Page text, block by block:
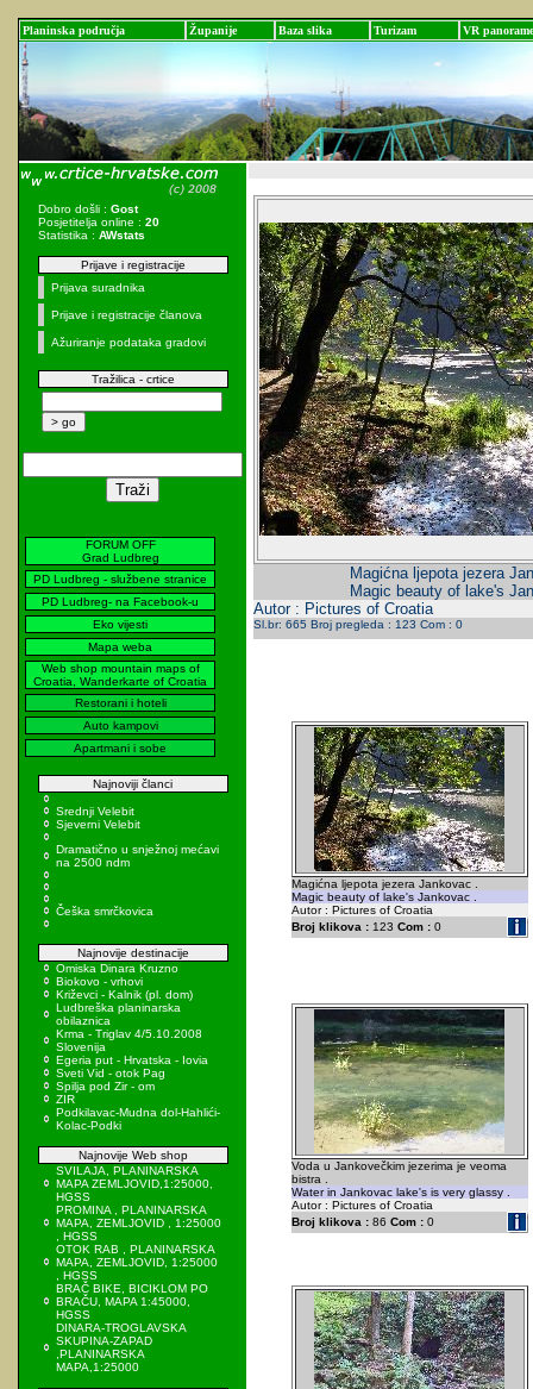
Planinska područja Županije Baza slika Turizam VR panorame
Dobro došli : Gost
Posjetitelja online : 20
Statistika : AWstats
Prijave i registracije
Prijava suradnika
Prijave i registracije članova
Ažuriranje podataka gradovi
Tražilica - crtice
FORUM OFF
Grad Ludbreg
PD Ludbreg - službene stranice
PD Ludbreg- na Facebook-u
Eko vijesti
Mapa weba
Web shop mountain maps of
Croatia, Wanderkarte of Croatia
Restorani i hoteli
Auto kampovi
Apartmani i sobe
Najnoviji članci
Srednji Velebit
Sjeverni Velebit
Dramatično u snježnoj mećavi
na 2500 ndm
Češka smrčkovica
Najnovije destinacije
Omiska Dinara Kruzno
Biokovo - vrhovi
Križevci - Kalnik (pl. dom)
Ludbreška planinarska
obilaznica
Krma - Triglav 4/5.10.2008
Slovenija
Egeria put - Hrvatska - Iovia
Sveti Vid - otok Pag
Spilja pod Zir - om
ZIR
Podkilavac-Mudna dol-Hahlići-
Kolac-Podki
Najnovije Web shop
SVILAJA, PLANINARSKA
MAPA ZEMLJOVID,1:25000,
HGSS
PROMINA , PLANINARSKA
MAPA, ZEMLJOVID , 1:25000
, HGSS
OTOK RAB , PLANINARSKA
MAPA, ZEMLJOVID, 1:25000
, HGSS
BRAČ BIKE, BICIKLOM PO
BRAČU, MAPA 1:45000,
HGSS
DINARA-TROGLAVSKA
SKUPINA-ZAPAD
,PLANINARSKA
MAPA,1:25000
Magićna ljepota jezera
Magic beauty of lake's
Autor : Pictures of Croatia
Sl.br: 665 Broj pregleda : 123 Com : 0
Magićna ljepota jezera Jankovac .
Magic beauty of lake's Jankovac .
Autor : Pictures of Croatia
Broj klikova :123 Com :0
Voda u Jankovečkim jezerima je veoma
bistra .
Water in Jankovac lake's is very glassy .
Autor : Pictures of Croatia
Broj klikova :86 Com :0